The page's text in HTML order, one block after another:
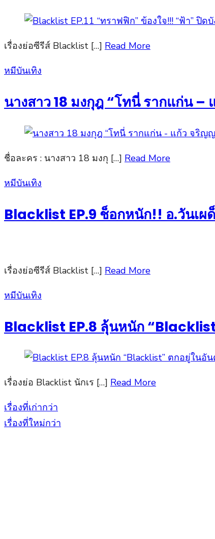
เรื่องย่อซีรีส์ Blacklist […] Read More
Posted
หมีบันเทิง
นางสาว 18 มงกุฎ “โทนี่ รากแก่น
ชื่อละคร : นางสาว 18 มงกุ […] Read More
Posted
หมีบันเทิง
Blacklist EP.9 ช็อกหนัก!! อ.วันเ
เรื่องย่อซีรีส์ Blacklist […] Read More
Posted
หมีบันเทิง
Blacklist EP.8 ลุ้นหนัก
เรื่องย่อ Blacklist นักเร […] Read More
แนะแนว
เรื่องที่เก่ากว่า
เรื่องที่ใหม่กว่า